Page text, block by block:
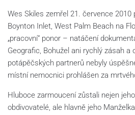
Wes Skiles zemřel 21. července 2010
Boynton Inlet, West Palm Beach na
„pracovní“ ponor – natáčení
Geografic, Bohužel ani rychlý zásah a
potápěčských partnerů nebyly
místní nemocnici prohlášen za
Hluboce zarmoucení zůstali nejen
obdivovatelé, ale hlavně jeho